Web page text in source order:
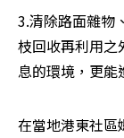
3.清除路面雜物
枝回收再利用之
息的環境，更能
在當地港東社區